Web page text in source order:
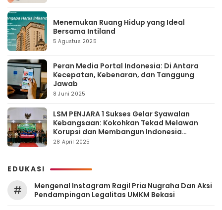
Menemukan Ruang Hidup yang Ideal
Bersama Intiland
5 Agustus 2025
Peran Media Portal Indonesia: Di Antara
Kecepatan, Kebenaran, dan Tanggung
Jawab
8 Juni 2025
LSM PENJARA 1 Sukses Gelar Syawalan
Kebangsaan: Kokohkan Tekad Melawan
Korupsi dan Membangun Indonesia
Berintegritas
28 April 2025
EDUKASI
#
Mengenal Instagram Ragil Pria Nugraha Dan Aksi
Pendampingan Legalitas UMKM Bekasi